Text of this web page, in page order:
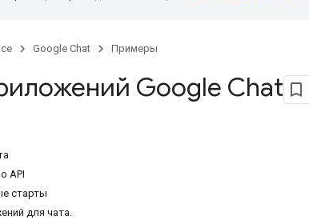
Google Chat Примеры
Google Chat
API
старты
для чата.